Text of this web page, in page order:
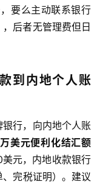
要么主动联系银行
后者无管理费但日
到内地个人账
行，向内地个人账
美元便利化结汇额
元，内地收款银行
完税证明）。建议